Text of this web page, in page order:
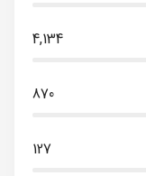
4,134
870
127